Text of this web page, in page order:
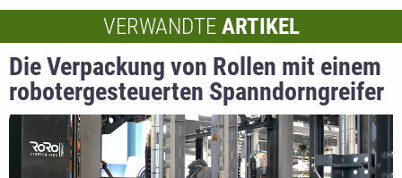
VERWANDTE ARTIKEL
Die Verpackung von Rollen mit einem
robotergesteuerten Spanndorngreifer
gewährleistet maximale Kontrolle